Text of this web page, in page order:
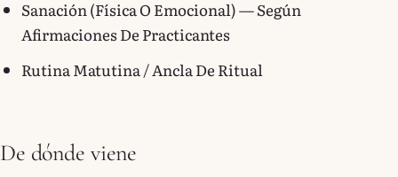
Sanación (física O Emocional) — Según
Afirmaciones De Practicantes
Rutina Matutina / Ancla De Ritual
De dónde viene